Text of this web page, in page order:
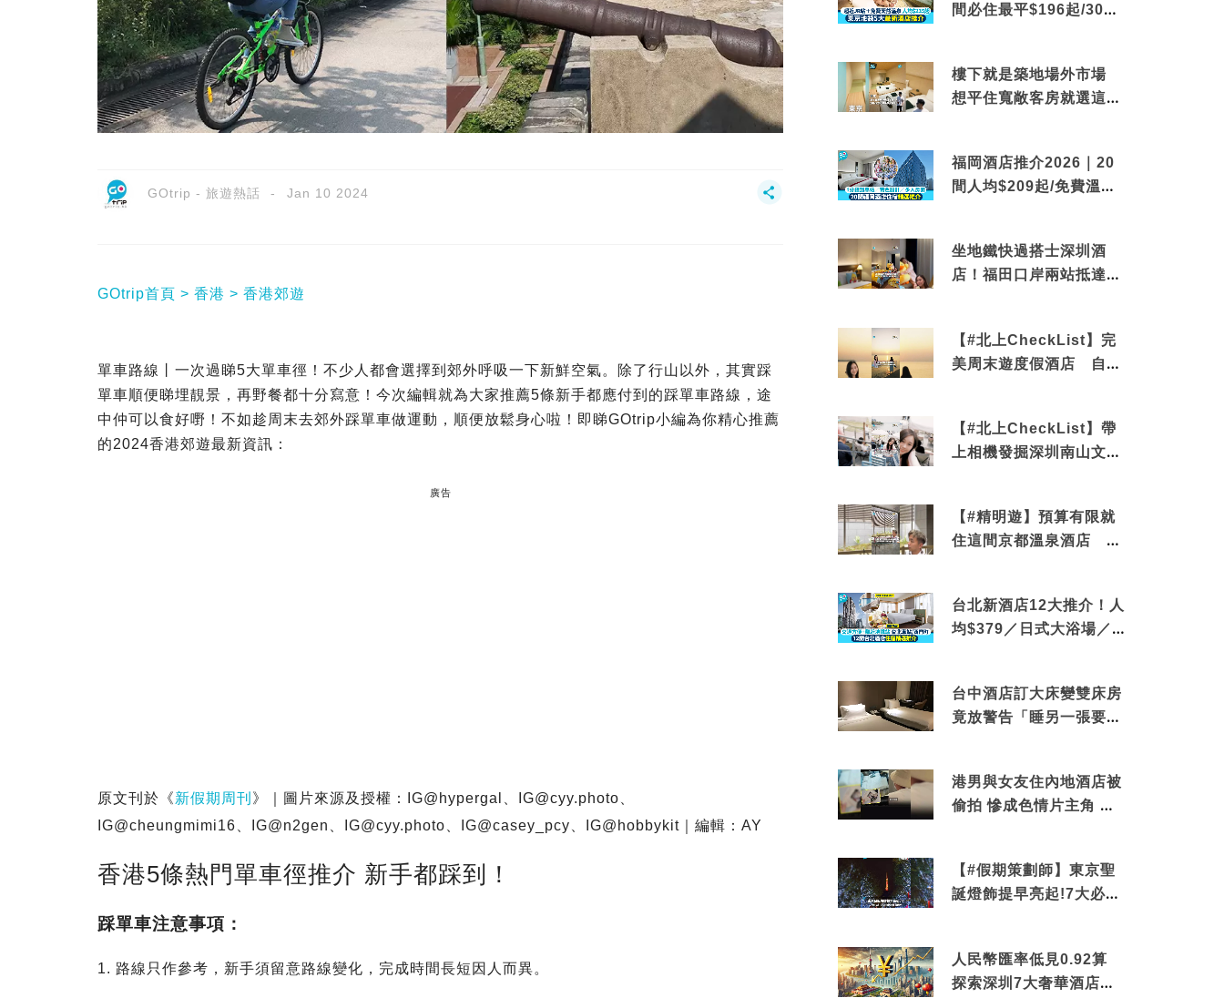
GOtrip - 旅遊熱話 Jan 10 2024
GOtrip首頁 香港 香港郊遊
單車路線丨一次過睇5大單車徑！不少人都會選擇到郊外呼吸一下新鮮空氣。除了行山以外，其實踩
單車順便睇埋靚景，再野餐都十分寫意！今次編輯就為大家推薦5條新手都應付到的踩單車路線，途
中仲可以食好嘢！不如趁周末去郊外踩單車做運動，順便放鬆身心啦！即睇GOtrip小編為你精心推薦
的2024香港郊遊最新資訊：
廣告
原文刊於《新假期周刊 》｜圖片來源及授權：IG@hypergal、 IG@cyy.photo、
IG@cheungmimi16、IG@n2gen、
IG@cyy.photo、IG@casey_pcy、IG@hobbykit｜編輯：AY
香港5條熱門單車徑推介 新手都踩到！
踩單車注意事項：
1. 路線只作參考，新手須留意路線變化，完成時間長短因人而異。
間必住最平$196起/30秒
樓下就是築地場外市場
想平住寬敞客房就選這間
福岡酒店推介2026｜20
間人均$209起/免費溫泉/
坐地鐵快過搭士深圳酒
店！福田口岸兩站抵達
【#北上CheckList】完
美周末遊度假酒店 自帶
【#北上CheckList】帶
上相機發掘深圳南山文藝
【#精明遊】預算有限就
住這間京都溫泉酒店 車
台北新酒店12大推介！人
均$379／日式大浴場／1
台中酒店訂大床變雙床房
竟放警告「睡另一張要加
港男與女友住內地酒店被
偷拍 慘成色情片主角 鏡
【#假期策劃師】東京聖
誕燈飾提早亮起!7大必去
人民幣匯率低見0.92算
探索深圳7大奢華酒店體